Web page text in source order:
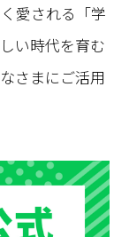
愛される「学
い時代を育む
さまにご活用